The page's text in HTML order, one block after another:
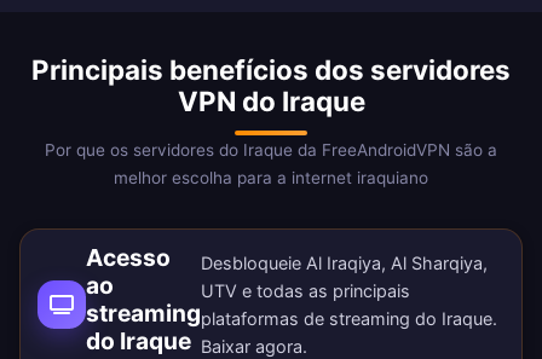
Principais benefícios dos servidores
VPN do Iraque
Por que os servidores do Iraque da FreeAndroidVPN são a
melhor escolha para a internet iraquiano
Acesso
ao
streaming
do Iraque
Desbloqueie Al Iraqiya, Al Sharqiya,
UTV e todas as principais
plataformas de streaming do Iraque.
Baixar agora.